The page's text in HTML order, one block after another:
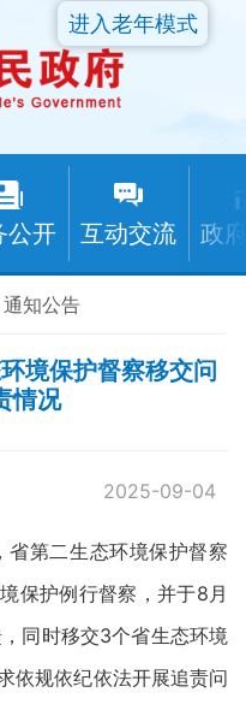
公开 互动交流 政
进入老年模式
通知公告
境保护督察移交问
情况
2025-09-04
第二生态环境保护督察
保护例行督察，并于8月
同时移交3个省生态环境
依规依纪依法开展追责问